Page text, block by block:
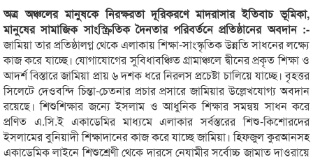
অত্র অঞ্চলের মানুষকে নিরক্ষরতা দূরিকরণে মাদরাসার ইতিবাচ ভূমিকা,
মানুষের সামাজিক সাংস্ক্রিতিক দৈনতার পরিবর্তনে প্রতিষ্ঠানের অবদান :-
জামিয়া তার প্রতিষ্ঠালগ্ন থেকে এলাকায় শিক্ষা-সাংস্কৃতিক উন্নতি সাধনের লক্ষ্যে
কাজ করে যাচ্ছে। যোগাযোগের সুবিধাবঞ্চিত গ্রামাঞ্চলে দ্বীনের প্রকৃত শিক্ষা ও
আদর্শ বিস্তারে জামিয়া প্রায় ৬ দশক ধরে নিরলস প্রচেষ্টা চালিয়ে যাচ্ছে। বৃহত্তর
সিলেটে দেওবন্দি চিন্তা-চেতনার প্রচার প্রসারে জামিয়ার উল্লেখযোগ্য অবদান
রয়েছে। শিশুশিক্ষার জন্যে ইসলাম ও আধুনিক শিক্ষার সমন্বয় সাধন করে
প্রণিত এ.সি.ই একাডেমির মাধ্যমে এলাকার সর্বস্তরের শিশু-কিশোরদের
ইসলামের বুনিয়াদী শিক্ষাদানের কাজ করে যাচ্ছে জামিয়া। হিফজুল কুরআনসহ
একাডেমিক লাইনে শিশুশ্রেণী থেকে দারসে নেযামীর সর্বোচ্চ জামাত দাওরায়ে